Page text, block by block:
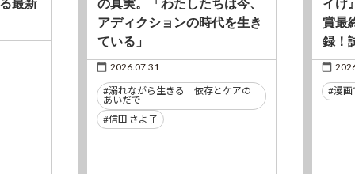
アディクションの時代を生き
ている」
2026.07.31
#溺れながら生きる 依存とケアの
あいだで
#信田 さよ子
賞最
録！
#漫画